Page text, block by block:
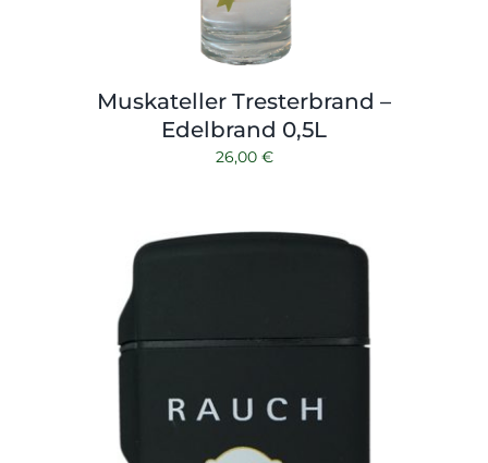
Muskateller Tresterbrand –
Edelbrand 0,5L
26,00 €